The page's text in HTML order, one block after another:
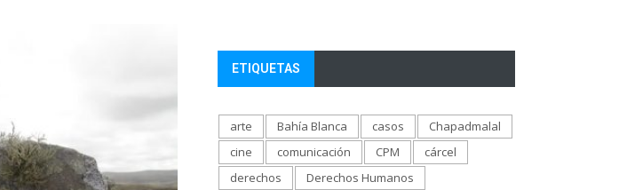
ETIQUETAS
arte Bahía Blanca casos
Chapadmalal
cine
comunicación CPM
cárcel
derechos
Derechos Humanos